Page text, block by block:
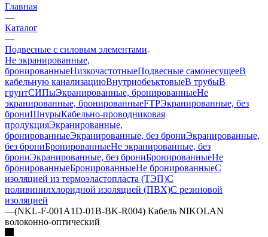
Главная
—
Каталог
—
Подвесные с силовым элементами
Не экранированные,
бронированныеНизкочастотныеПодвесные самонесущееВ
кабельную канализациюВнутриобеъктовыеВ трубыВ
грунтСИПыЭкранированные, бронированныеНе
экранированные, бронированныеFTPЭкранированные, без
брониШнурыКабельно-проводниковая
продукцияЭкранированные,
бронированныеЭкранированные, без брониЭкранированные,
без брониБронированныеНе экранированные, без
брониЭкранированные, без брониБронированныеНе
бронированныеБронированныеНе бронированныеС
изоляцией из термоэластопласта (ТЭП)С
поливинилхлоридной изоляцией (ПВХ)С резиновой
изоляцией
—(NKL-F-001A1D-01B-BK-R004) Кабель NIKOLAN
волоконно-оптический